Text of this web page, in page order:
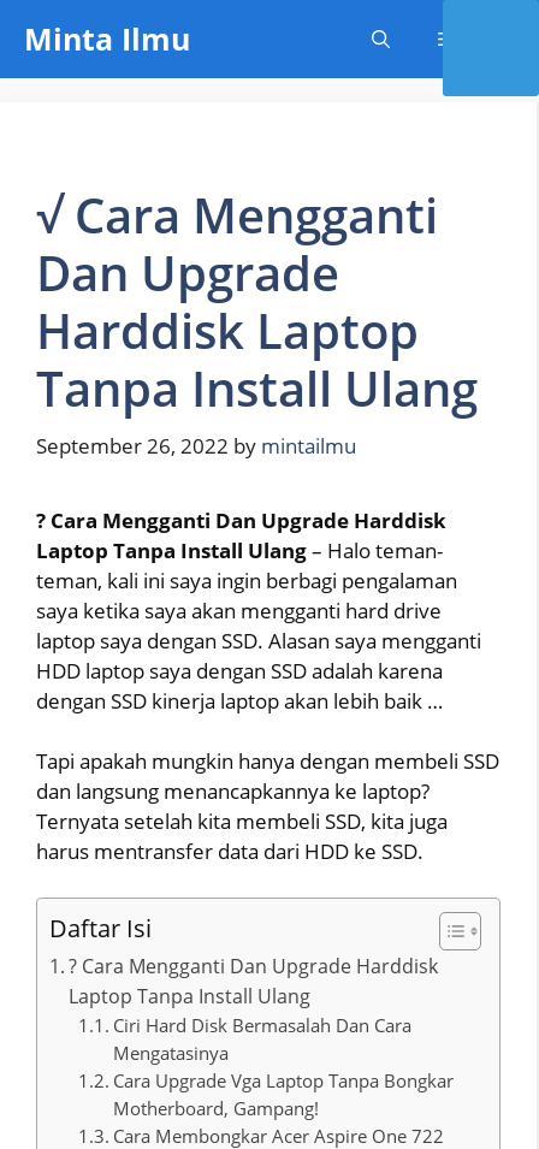
content
Minta Ilmu
√ Cara Mengganti
Dan Upgrade
Harddisk Laptop
Tanpa Install Ulang
September 26, 2022 by mintailmu
? Cara Mengganti Dan Upgrade Harddisk
Laptop Tanpa Install Ulang– Halo teman-
teman, kali ini saya ingin berbagi pengalaman
saya ketika saya akan mengganti hard drive
laptop saya dengan SSD. Alasan saya mengganti
HDD laptop saya dengan SSD adalah karena
dengan SSD kinerja laptop akan lebih baik …
Tapi apakah mungkin hanya dengan membeli SSD
dan langsung menancapkannya ke laptop?
Ternyata setelah kita membeli SSD, kita juga
harus mentransfer data dari HDD ke SSD.
Daftar Isi
? Cara Mengganti Dan Upgrade Harddisk
Laptop Tanpa Install Ulang
Ciri Hard Disk Bermasalah Dan Cara
Mengatasinya
Cara Upgrade Vga Laptop Tanpa Bongkar
Motherboard, Gampang!
Cara Membongkar Acer Aspire One 722